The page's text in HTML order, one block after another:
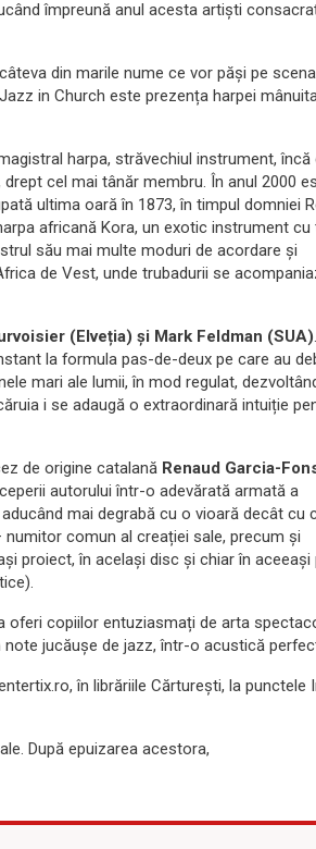
împreună anul acesta artiști
din marile nume ce vor păși pe scena
in Church este prezența harpei
harpa, străvechiul instrument, încă
cel mai tânăr membru. În anul 2000
ultima oară în 1873, în timpul domniei
africană Kora, un exotic instrument cu
său mai multe moduri de acordare și
de Vest, unde trubadurii se
(Elveția) și Mark Feldman (SUA)
la formula pas-de-deux pe care au
mari ale lumii, în mod regulat,
i se adaugă o extraordinară intuiție
de origine catalană Renaud Garcia-
autorului într-o adevărată armată a
mai degrabă cu o vioară decât cu
numitor comun al creației sale, precum și
proiect, în același disc și chiar în aceeași
oferi copiilor entuziasmați de arta
jucăușe de jazz, într-o acustică
în librăriile Cărturești, la punctele
După epuizarea acestora,